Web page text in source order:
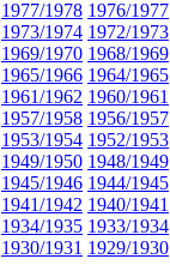
1977/1978 1976/1977
1973/1974 1972/1973
1969/1970 1968/1969
1965/1966 1964/1965
1961/1962 1960/1961
1957/1958 1956/1957
1953/1954 1952/1953
1949/1950 1948/1949
1945/1946 1944/1945
1941/1942 1940/1941
1934/1935 1933/1934
1930/1931 1929/1930